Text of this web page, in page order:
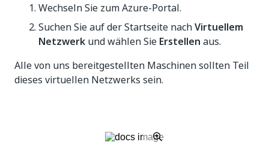
Wechseln Sie zum Azure-Portal.
Suchen Sie auf der Startseite nachVirtuellem
Netzwerk und wählen Sie Erstellen aus.
Alle von uns bereitgestellten Maschinen sollten Teil
dieses virtuellen Netzwerks sein.